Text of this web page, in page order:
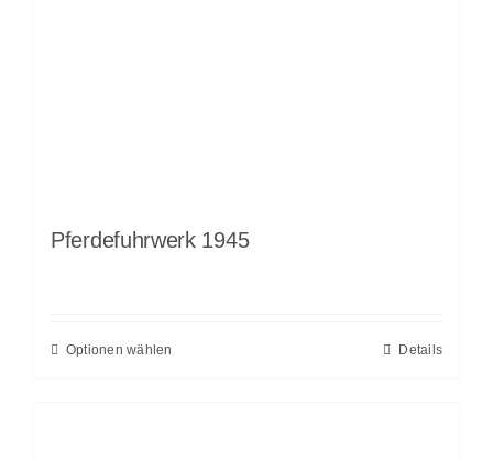
Pferdefuhrwerk 1945
Optionen wählen Details